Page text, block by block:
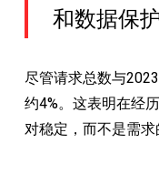
和数据保
尽管请求总数与
约4%。这表明在经
对稳定，而不是需求